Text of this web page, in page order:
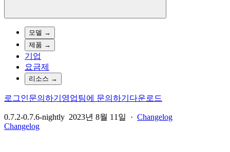
모델 →
제품 →
기업
요금제
리소스 →
로그인문의하기 영업팀에 문의하기 다운로드
0.7.2-0.7.6-nightly 2023년 8월 11일 · Changelog
Changelog